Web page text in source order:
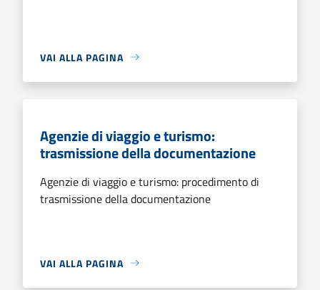
VAI ALLA PAGINA
Agenzie di viaggio e turismo:
trasmissione della documentazione
Agenzie di viaggio e turismo: procedimento di
trasmissione della documentazione
VAI ALLA PAGINA